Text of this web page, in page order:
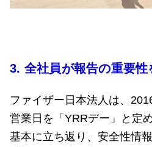
3. 全社員が報告の重要性
ファイザー日本法人は、
営業日を「YRRデー」と定
基本に立ち返り、安全性情